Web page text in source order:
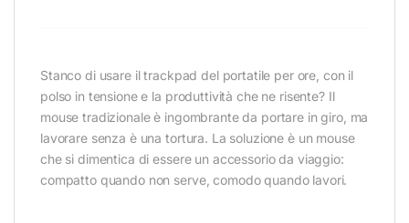
Stanco di usare il trackpad del portatile per ore, con il
polso in tensione e la produttività che ne risente? Il
mouse tradizionale è ingombrante da portare in giro, ma
lavorare senza è una tortura. La soluzione è un mouse
che si dimentica di essere un accessorio da viaggio:
compatto quando non serve, comodo quando lavori.